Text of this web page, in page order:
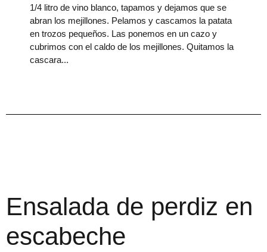
1/4 litro de vino blanco, tapamos y dejamos que se
abran los mejillones. Pelamos y cascamos la patata
en trozos pequeños. Las ponemos en un cazo y
cubrimos con el caldo de los mejillones. Quitamos la
cascara
Ensalada de perdiz en
escabeche